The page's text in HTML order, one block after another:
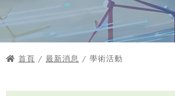
首頁 / 最新消息 / 學術活動